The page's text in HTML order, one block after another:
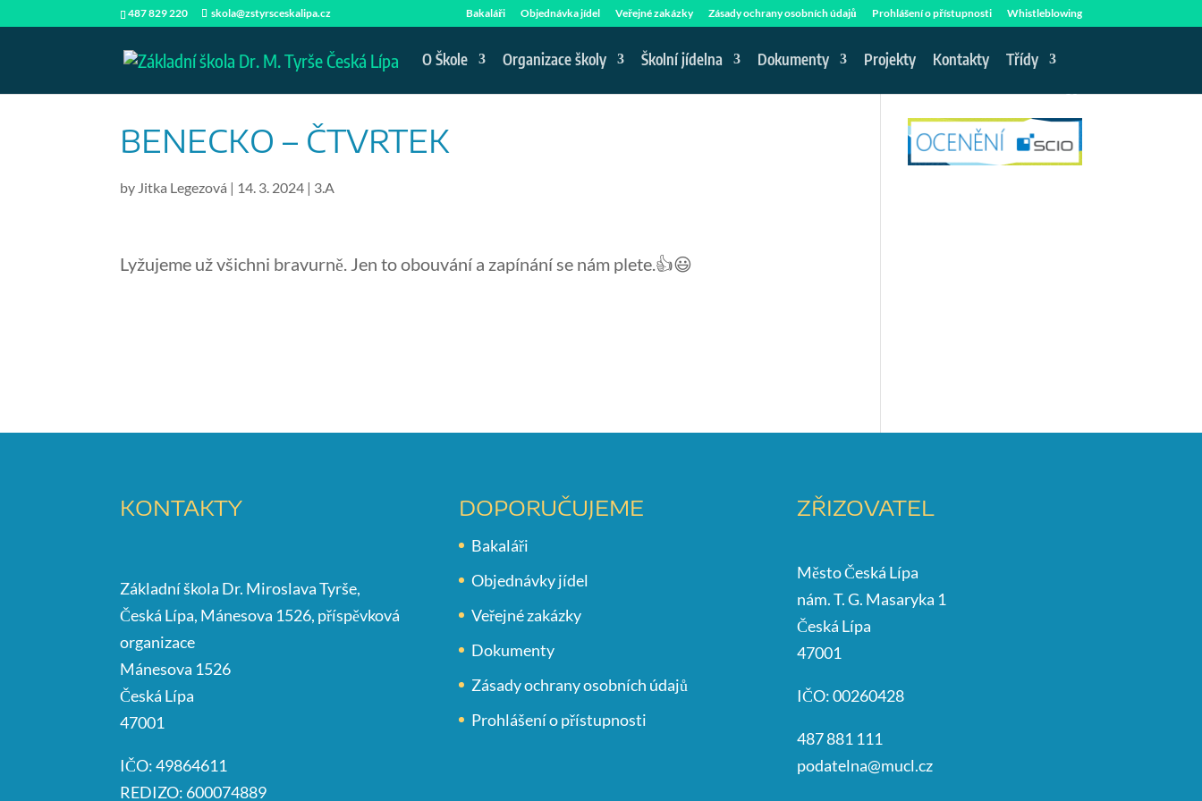
487 829 220 skola@zstyrsceskalipa.cz Bakaláři Objednávka jídel Veřejné zakázky Zásady ochrany osobních údajů Prohlášení o přístupnosti Whistleblowing
O Škole Organizace školy Školní jídelna Dokumenty Projekty Kontakty Třídy
BENECKO – ČTVRTEK
by Jitka Legezová | 14. 3. 2024 | 3.A
Lyžujeme už všichni bravurně. Jen to obouvání a zapínání se nám plete.👍😃
KONTAKTY
Základní škola Dr. Miroslava Tyrše,
Česká Lípa, Mánesova 1526, příspěvková
organizace
Mánesova 1526
Česká Lípa
47001
IČO: 49864611
REDIZO: 600074889
DOPORUČUJEME
Bakaláři
Objednávky jídel
Veřejné zakázky
Dokumenty
Zásady ochrany osobních údajů
Prohlášení o přístupnosti
ZŘIZOVATEL
Město Česká Lípa
nám. T. G. Masaryka 1
Česká Lípa
47001
IČO: 00260428
487 881 111
podatelna@mucl.cz